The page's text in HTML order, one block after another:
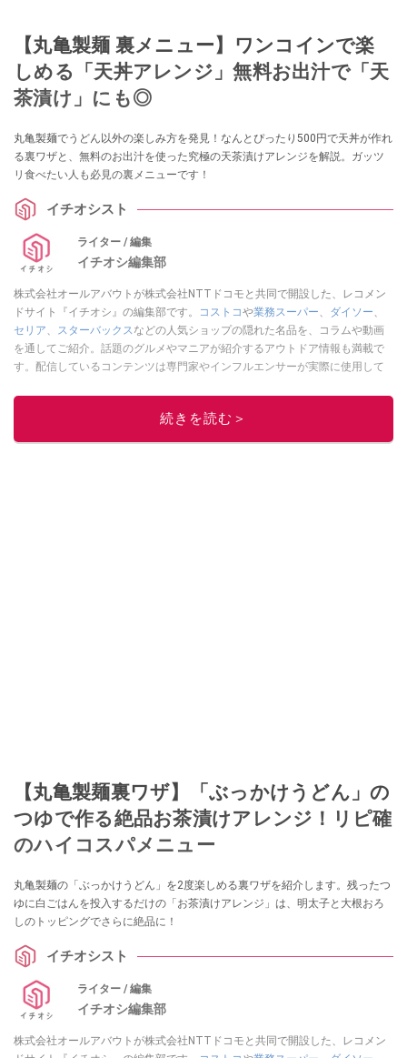
【丸亀製麺 裏メニュー】ワンコインで楽
しめる「天丼アレンジ」無料お出汁で「天
茶漬け」にも◎
丸亀製麺でうどん以外の楽しみ方を発見！なんとぴったり500円で天丼が作れ
る裏ワザと、無料のお出汁を使った究極の天茶漬けアレンジを解説。ガッツ
リ食べたい人も必見の裏メニューです！
イチオシスト
ライター / 編集
イチオシ編集部
株式会社オールアバウトが株式会社NTTドコモと共同で開設した、レコメン
ドサイト『イチオシ』の編集部です。
コストコや業務スーパー、 ダイソー、
セリア、 スターバックスなどの人気ショップの隠れた名品を、コラムや動画
を通してご紹介。話題のグルメやマニアが紹介するアウトドア情報も満載で
す。配信しているコンテンツは専門家やインフルエンサーが実際に使用して
ニュースでフォロー
続きを読む＞
【丸亀製麺裏ワザ】「ぶっかけうどん」の
つゆで作る絶品お茶漬けアレンジ！リピ確
のハイコスパメニュー
丸亀製麺の「ぶっかけうどん」を2度楽しめる裏ワザを紹介します。残ったつ
ゆに白ごはんを投入するだけの「お茶漬けアレンジ」は、明太子と大根おろ
しのトッピングでさらに絶品に！
イチオシスト
ライター / 編集
イチオシ編集部
株式会社オールアバウトが株式会社NTTドコモと共同で開設した、レコメン